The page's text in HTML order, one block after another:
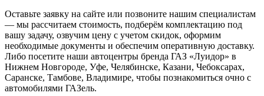
Оставьте заявку на сайте или позвоните нашим специалистам
— мы рассчитаем стоимость, подберём комплектацию под
вашу задачу, озвучим цену с учетом скидок, оформим
необходимые документы и обеспечим оперативную доставку.
Либо посетите наши автоцентры бренда ГАЗ «Луидор» в
Нижнем Новгороде, Уфе, Челябинске, Казани, Чебоксарах,
Саранске, Тамбове, Владимире, чтобы познакомиться очно с
автомобилями ГАЗель.